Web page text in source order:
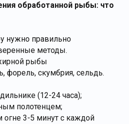
обработанной рыбы: что
нужно правильно
методы.
рыбы
форель, скумбрия, сельдь.
(12-24 часа);
полотенцем;
огне 3-5 минут с каждой